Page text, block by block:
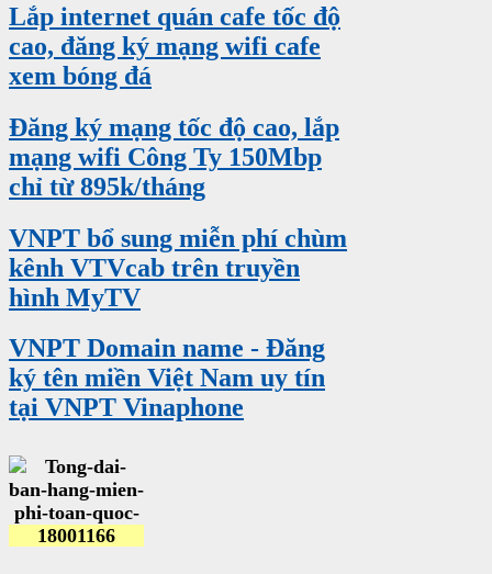
Lắp internet quán cafe tốc độ
cao, đăng ký mạng wifi cafe
xem bóng đá
Đăng ký mạng tốc độ cao, lắp
mạng wifi Công Ty 150Mbp
chỉ từ 895k/tháng
VNPT bổ sung miễn phí chùm
kênh VTVcab trên truyền
hình MyTV
VNPT Domain name - Đăng
ký tên miền Việt Nam uy tín
tại VNPT Vinaphone